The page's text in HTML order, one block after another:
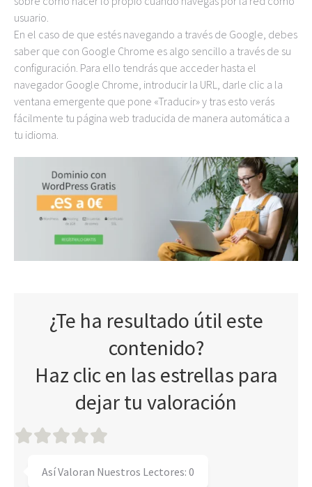
usuario.
En el caso de que estés navegando a través de Google, debes
saber que con Google Chrome es algo sencillo a través de su
configuración. Para ello tendrás que acceder hasta el
navegador Google Chrome, introducir la URL, darle clic a la
ventana emergente que pone «Traducir» y tras esto verás
fácilmente tu página web traducida de manera automática a
tu idioma.
¿Te ha resultado útil este
contenido?
Haz clic en las estrellas para
dejar tu valoración
Así Valoran Nuestros Lectores: 0